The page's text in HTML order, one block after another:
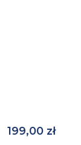
199,00 zł